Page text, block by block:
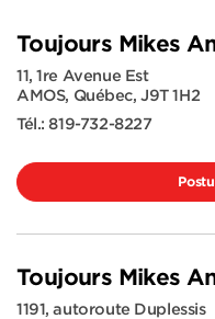
Toujours Mikes
11, 1re Avenue Est
AMOS, Québec,J9T 1H2
Tél.:819-732-8227
Toujours Mikes
1191, autoroute Duplessis